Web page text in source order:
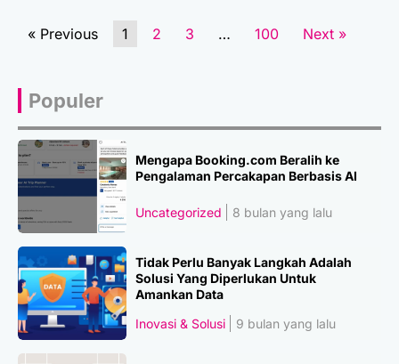
« Previous 1 2 3 … 100 Next »
Populer
Mengapa Booking.com Beralih ke
Pengalaman Percakapan Berbasis AI
Uncategorized 8 bulan yang lalu
Tidak Perlu Banyak Langkah Adalah
Solusi Yang Diperlukan Untuk
Amankan Data
Inovasi & Solusi
9 bulan yang lalu